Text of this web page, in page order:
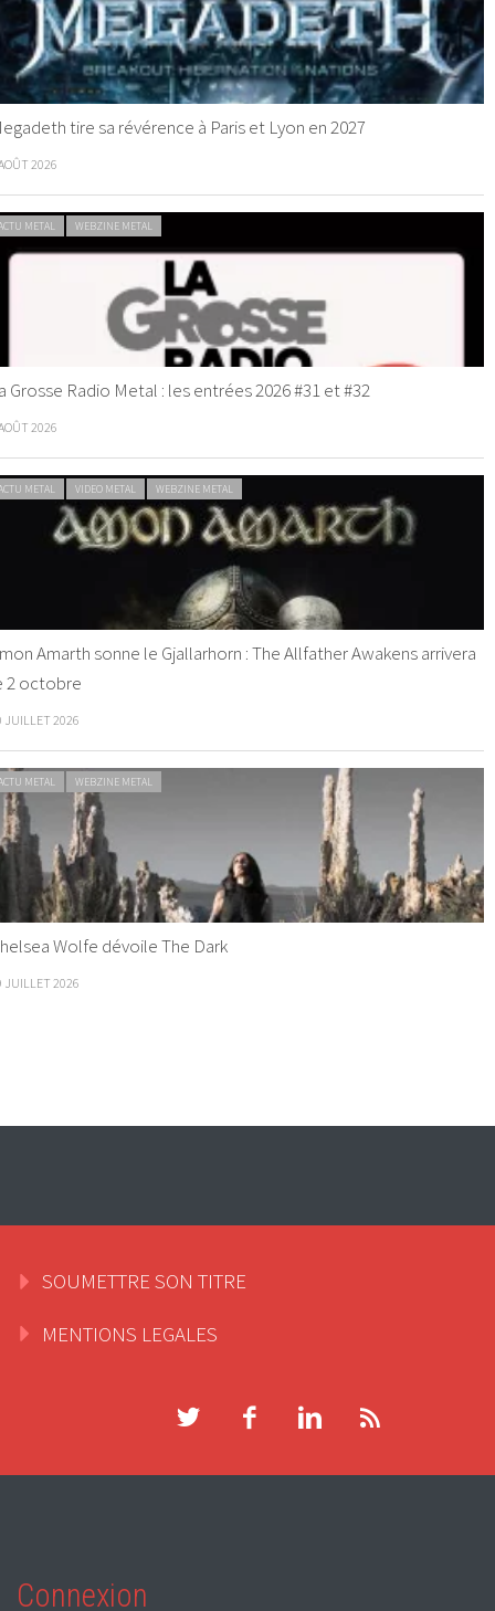
tire sa révérence à Paris et Lyon en 2027
2026
METAL WEBZINE METAL
Grosse Radio Metal : les entrées 2026 #31 et #32
2026
METAL VIDEO METAL WEBZINE METAL
Amarth sonne le Gjallarhorn : The Allfather Awakens arrivera
2 octobre
JUILLET 2026
METAL WEBZINE METAL
Wolfe dévoile The Dark
JUILLET 2026
SOUMETTRE SON TITRE
MENTIONS LEGALES
Connexion